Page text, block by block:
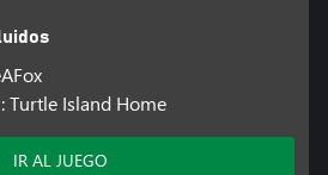
Turtle Island Home
IR AL JUEGO